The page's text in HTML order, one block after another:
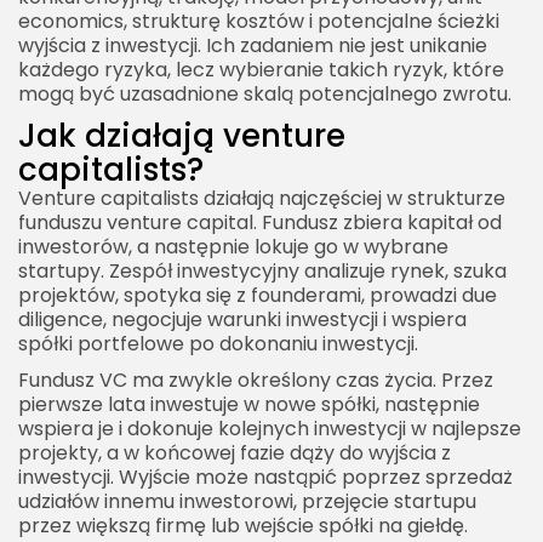
economics, strukturę kosztów i potencjalne ścieżki
wyjścia z inwestycji. Ich zadaniem nie jest unikanie
każdego ryzyka, lecz wybieranie takich ryzyk, które
mogą być uzasadnione skalą potencjalnego zwrotu.
Jak działają venture
capitalists?
Venture capitalists działają najczęściej w strukturze
funduszu venture capital. Fundusz zbiera kapitał od
inwestorów, a następnie lokuje go w wybrane
startupy. Zespół inwestycyjny analizuje rynek, szuka
projektów, spotyka się z founderami, prowadzi due
diligence, negocjuje warunki inwestycji i wspiera
spółki portfelowe po dokonaniu inwestycji.
Fundusz VC ma zwykle określony czas życia. Przez
pierwsze lata inwestuje w nowe spółki, następnie
wspiera je i dokonuje kolejnych inwestycji w najlepsze
projekty, a w końcowej fazie dąży do wyjścia z
inwestycji. Wyjście może nastąpić poprzez sprzedaż
udziałów innemu inwestorowi, przejęcie startupu
przez większą firmę lub wejście spółki na giełdę.